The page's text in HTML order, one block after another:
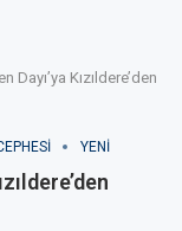
Kızıldere’den
YENI